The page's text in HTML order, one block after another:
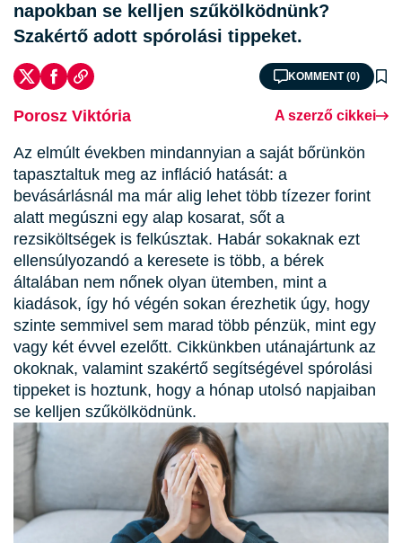
napokban se kelljen szűkölködnünk?
Szakértő adott spórolási tippeket.
KOMMENT (0)
Porosz Viktória A szerző cikkei
Az elmúlt években mindannyian a saját bőrünkön
tapasztaltuk meg az infláció hatását: a
bevásárlásnál ma már alig lehet több tízezer forint
alatt megúszni egy alap kosarat, sőt a
rezsiköltségek is felkúsztak. Habár sokaknak ezt
ellensúlyozandó a keresete is több, a bérek
általában nem nőnek olyan ütemben, mint a
kiadások, így hó végén sokan érezhetik úgy, hogy
szinte semmivel sem marad több pénzük, mint egy
vagy két évvel ezelőtt. Cikkünkben utánajártunk az
okoknak, valamint szakértő segítségével spórolási
tippeket is hoztunk, hogy a hónap utolsó napjaiban
se kelljen szűkölködnünk.